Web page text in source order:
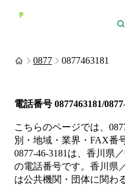
0877 0877463181
電話番号 0877463181/
こちらのページでは、
別・地域・業界・FAX番
0877-46-3181 は、 香川県
の電話番号です。 香川県
は公共機関・団体に関わ